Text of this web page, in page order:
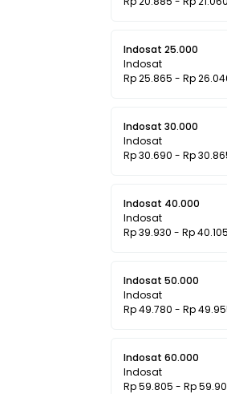
Indosat 25.000
Indosat
Rp 25.865 - Rp
Indosat 30.000
Indosat
Rp 30.690 - Rp
Indosat 40.000
Indosat
Rp 39.930 - Rp 40.105
Indosat 50.000
Indosat
Rp 49.780 - Rp
Indosat 60.000
Indosat
Rp 59.805 - Rp